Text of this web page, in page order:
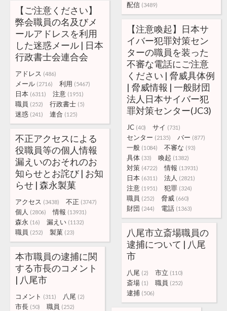
配信 (3489)
【ご注意ください】
弊会職員の名及びメ
ールアドレスを利用
した迷惑メール | 日本
行政書士会連合会
アドレス (486)
メール (2716) 利用 (5467)
日本 (6311) 注意 (1951)
職員 (252) 行政書士 (5)
迷惑 (241) 連合 (125)
【注意喚起】日本サ
イバー犯罪対策セン
ターの職員を装った
不審な電話にご注意
ください | 脅威具体例
| 脅威情報 | 一般財団
法人日本サイバー犯
罪対策センター(JC3)
JC (40) サイ (731)
センター (2135) バー (877)
一般 (1084) 不審な (93)
具体 (33) 喚起 (1382)
対策 (4722) 情報 (13931)
日本 (6311) 法人 (2821)
注意 (1951) 犯罪 (324)
職員 (252) 脅威 (660)
財団 (244) 電話 (1363)
不正アクセスによる
役職員等の個人情報
漏えいのおそれのお
知らせとお詫び | お知
らせ | 森永製菓
アクセス (3438) 不正 (3747)
個人 (2806) 情報 (13931)
森永 (16) 漏えい (1132)
職員 (252) 製菓 (23)
八尾市立斎場職員の
逮捕について | 八尾
市
八尾 (2) 市立 (110)
斎場 (1) 職員 (252)
逮捕 (506)
本市職員の逮捕に関
する市長のコメント
| 八尾市
コメント (311) 八尾 (2)
市長 (50) 職員 (252)